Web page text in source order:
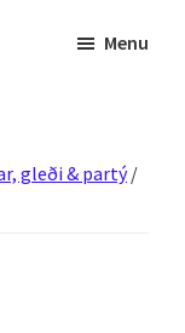
Menu
gleði & partý /